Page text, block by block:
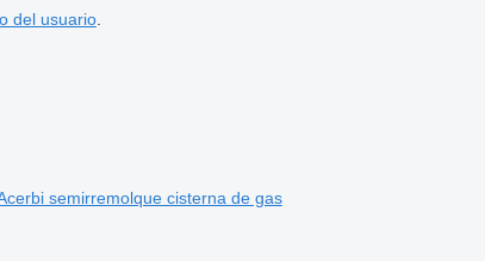
del usuario.
semirremolque cisterna de gas